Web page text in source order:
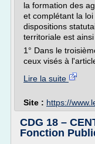
la formation des
et complétant la
dispositions
territoriale est
1° Dans le
ceux visés à
Lire la suite
Site : https://
CDG 18 –
Fonction